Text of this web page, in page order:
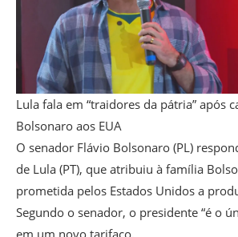
Lula fala em “traidores da pátria” após
Bolsonaro aos EUA
O senador Flávio Bolsonaro (PL)
de Lula (PT), que atribuiu à família
prometida pelos Estados Unidos a
Segundo o senador, o presidente “é o